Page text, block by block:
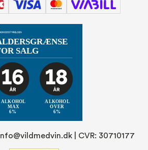
Info@vildmedvin.dk| CVR: 30710177